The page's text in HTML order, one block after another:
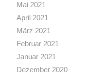
Mai 2021
April 2021
März 2021
Februar 2021
Januar 2021
Dezember 2020